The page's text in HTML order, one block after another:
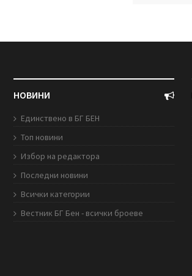
НОВИНИ
Единствено в БГ БЕН
Топ новини
Избор на редактора
Последни новини
Всички категории
Вестник БГ Бен - всички броеве